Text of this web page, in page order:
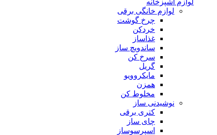
لوازم آشپزخانه
لوازم خانگی برقی
چرخ گوشت
خردکن
غذاساز
ساندویچ ساز
سرخ کن
گریل
مایکروویو
همزن
مخلوط کن
نوشیدنی ساز
کتری برقی
چای ساز
اسپرسوساز